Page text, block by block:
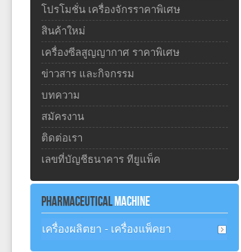
โปรโมชั่น เครื่องจักรราคาพิเศษ
สินค้าใหม่
เครื่องซีลสูญญากาศ ราคาพิเศษ
ข่าวสาร และกิจกรรม
บทความ
สมัครงาน
ติดต่อเรา
เลขที่บัญชีธนาคาร ทียูแพ็ค
PHARMACEUTICALMACHINE
เครื่องผลิตยา - เครื่องแพ็คยา